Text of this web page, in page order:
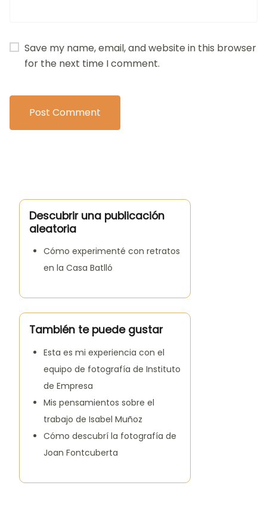
Save my name, email, and website in this browser
for the next time I comment.
Descubrir una publicación
aleatoria
Cómo experimenté con retratos
en la Casa Batlló
También te puede gustar
Esta es mi experiencia con el
equipo de fotografía de Instituto
de Empresa
Mis pensamientos sobre el
trabajo de Isabel Muñoz
Cómo descubrí la fotografía de
Joan Fontcuberta